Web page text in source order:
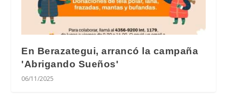
En Berazategui, arrancó la campaña
'Abrigando Sueños'
06/11/2025